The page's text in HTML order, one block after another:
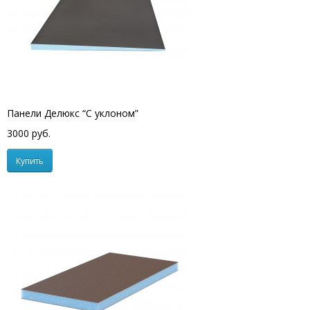
Панели Делюкс “С уклоном”
3000 руб.
Купить